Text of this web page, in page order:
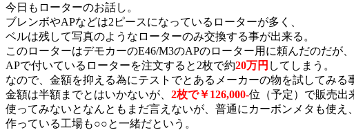
今日もローターのお話し。
ブレンボやAPなどは2ピースになっているローターが多く、
ベルは残して写真のようなローターのみ交換する事が出来る。
このローターはデモカーのE46/M3のAPのローター用に頼んだのだが、
APで付いているローターを注文すると2枚で約20万円 してしまう。
なので、金額を抑える為にテストでとあるメーカーの物を試してみる
金額は半額までとはいかないが、 2枚で￥126,000-位（予定）で販売出
使ってみないとなんともまだ言えないが、普通にカーボンメタも使え、
作っている工場も○○と一緒だという。